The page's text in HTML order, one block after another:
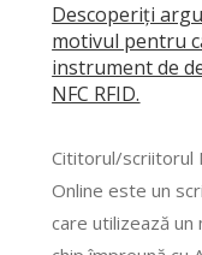
Descoperiți
motivul pentru
instrument de
NFC RFID.
Cititorul/scriitorul
Online este un
care utilizează